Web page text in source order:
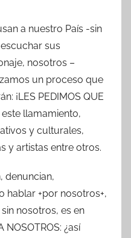
a nuestro País -sin
sus
nosotros –
un proceso que
¡LES PEDIMOS QUE
este llamamiento,
y culturales,
y artistas entre otros.
denuncian,
hablar +por nosotros+,
nosotros, es en
NOSOTROS: ¿así